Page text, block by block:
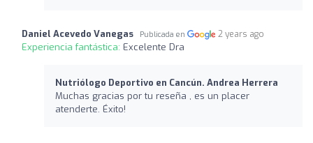
Daniel Acevedo Vanegas Publicada en 2 years ago
Experiencia fantástica: Excelente Dra
Nutriólogo Deportivo en Cancún. Andrea Herrera
Muchas gracias por tu reseña , es un placer
atenderte. Éxito!